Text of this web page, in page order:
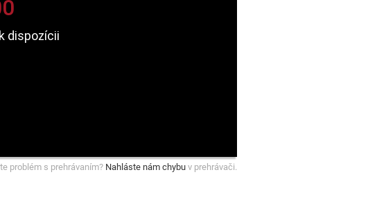
problém s prehrávaním? Nahláste nám chybu v prehrávači.